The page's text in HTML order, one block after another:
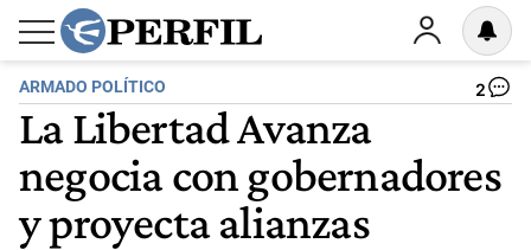
ARMADO POLÍTICO 2
La Libertad Avanza
negocia con gobernadores
y proyecta alianzas